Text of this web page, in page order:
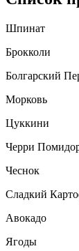
Шпинат
Брокколи
Болгарский
Морковь
Цуккини
Черри
Чеснок
Сладкий
Авокадо
Ягоды